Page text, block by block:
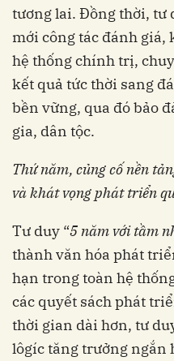
tương lai. Đồng thời, tư
mới công tác đánh
hệ thống chính trị,
kết quả tức thời sang
bền vững, qua đó bảo
gia, dân tộc.
Thứ năm, củng cố nền
và khát vọng phát triển
Tư duy “5 năm với tầm
thành văn hóa phát
hạn trong toàn hệ
các quyết sách phát
thời gian dài hơn, tư
lôgíc tăng trưởng ngắn